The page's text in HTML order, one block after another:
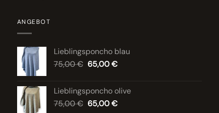
ANGEBOT
Lieblingsponcho blau
75,00€ Ursprünglicher
75,00 €
65,00€Aktueller
65,00 €.
Lieblingsponcho olive
75,00€ Ursprünglicher
65,00€Aktueller